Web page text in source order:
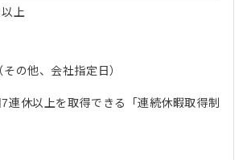
上
の他、会社指定日）
連休以上を取得できる「連続休暇取得制